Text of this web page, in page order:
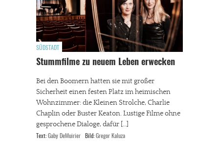
SÜDSTADT
Stummfilme zu neuem Leben erwecken
Bei den Boomern hatten sie mit großer
Sicherheit einen festen Platz im heimischen
Wohnzimmer: die Kleinen Strolche, Charlie
Chaplin oder Buster Keaton. Lustige Filme ohne
gesprochene Dialoge, dafür […]
Text: Gaby DeMuirier Bild: Gregor Kaluza